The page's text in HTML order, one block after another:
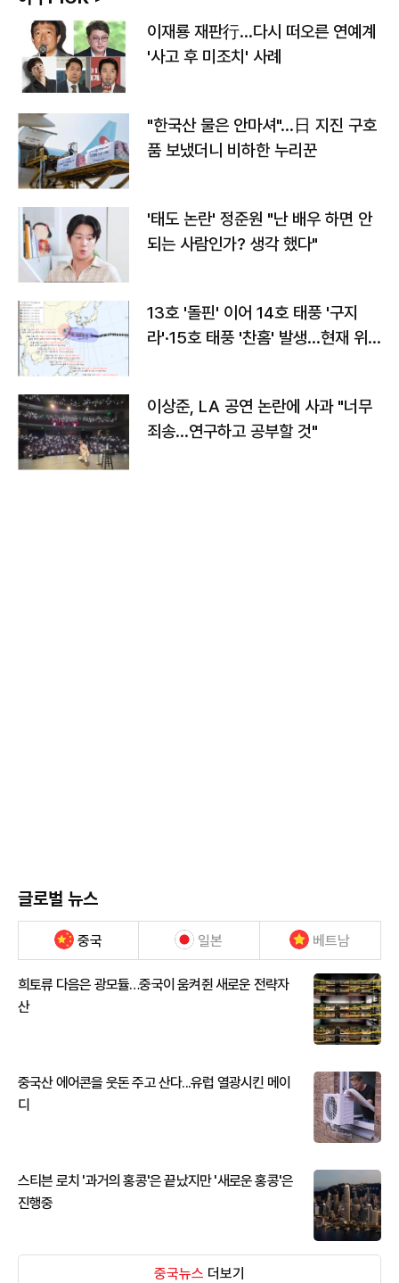
이재룡 재판行…다시 떠오른 연예계
'사고 후 미조치' 사례
"한국산 물은 안마셔"…日 지진 구호
품 보냈더니 비하한 누리꾼
'태도 논란' 정준원 "난 배우 하면 안
되는 사람인가? 생각 했다"
13호 '돌핀' 이어 14호 태풍 '구지
라'·15호 태풍 '찬홈' 발생…현재 위
이상준, LA 공연 논란에 사과 "너무
죄송…연구하고 공부할 것"
글로벌 뉴스
중국 일본 베트남
희토류 다음은 광모듈…중국이 움켜쥔 새로운 전략자
산
중국산 에어콘을 웃돈 주고 산다...유럽 열광시킨 메이
디
스티븐 로치 '과거의 홍콩'은 끝났지만 '새로운 홍콩'은
진행중
중국뉴스 더보기